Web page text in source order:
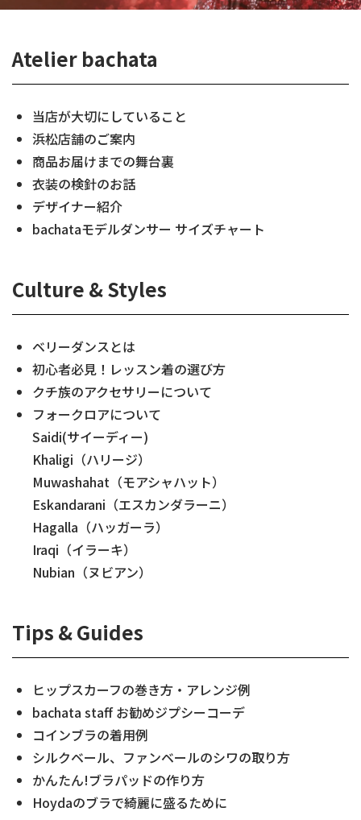
Atelier bachata
当店が大切にしていること
浜松店舗のご案内
商品お届けまでの舞台裏
衣装の検針のお話
デザイナー紹介
bachataモデルダンサー サイズチャート
Culture & Styles
ベリーダンスとは
初心者必見！レッスン着の選び方
クチ族のアクセサリーについて
フォークロアについて
Saidi(サイーディー)
Khaligi（ハリージ）
Muwashahat（モアシャハット）
Eskandarani（エスカンダラーニ）
Hagalla（ハッガーラ）
Iraqi（イラーキ）
Nubian（ヌビアン）
Tips & Guides
ヒップスカーフの巻き方・アレンジ例
bachata staff お勧めジプシーコーデ
コインブラの着用例
シルクベール、ファンベールのシワの取り方
かんたん!ブラパッドの作り方
Hoydaのブラで綺麗に盛るために